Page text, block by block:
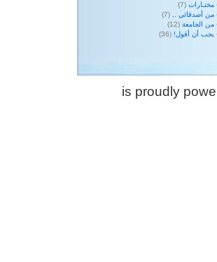
مختـارات (7)
من أصدقائي ..
(7)
من الجامعة (12)
يجب أن أقول! (36)